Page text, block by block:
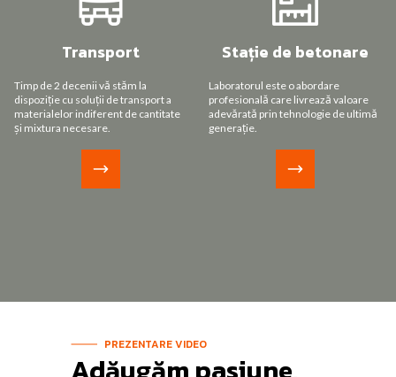
Transport
Timp de 2 decenii vă stăm la
dispoziție cu soluții de transport a
materialelor indiferent de cantitate
și mixtura necesare.
Stație de betonare
Laboratorul este o abordare
profesională care livrează valoare
adevărată prin tehnologie de ultimă
generație.
PREZENTARE VIDEO